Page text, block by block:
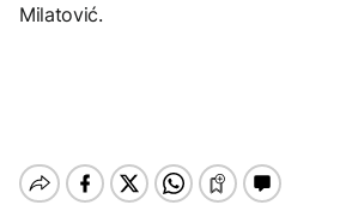
Milatović.